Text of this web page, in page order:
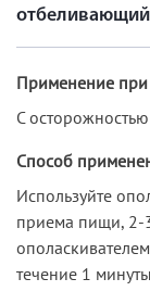
Применение при
С осторожностью
Способ
Используйте
приема пищи, 2-
течение 1